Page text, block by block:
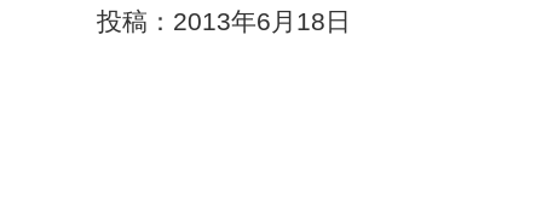
投稿：2013年6月18日